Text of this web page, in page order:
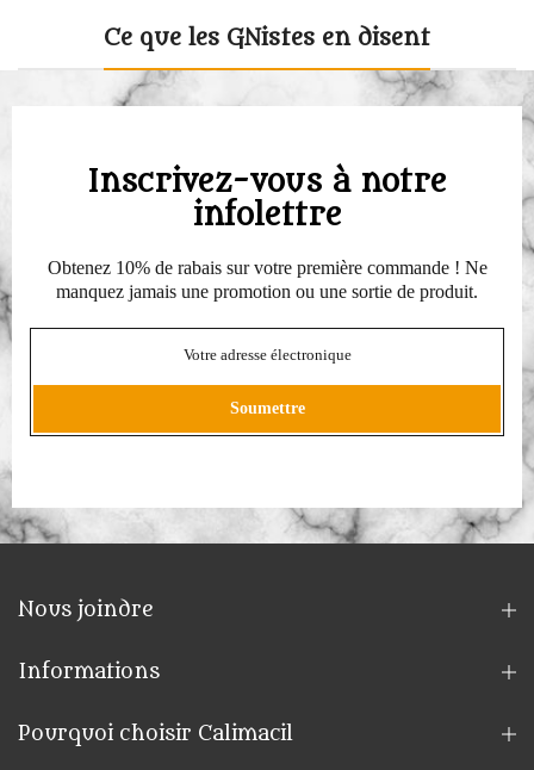
Ce que les GNistes en disent
Inscrivez-vous à notre
infolettre
Obtenez 10% de rabais sur votre première commande ! Ne
manquez jamais une promotion ou une sortie de produit.
Soumettre
Nous joindre
Informations
Pourquoi choisir Calimacil